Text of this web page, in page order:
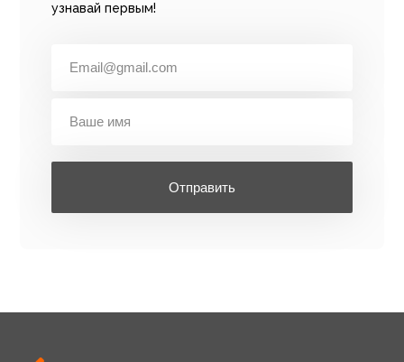
узнавай первым!
Отправить